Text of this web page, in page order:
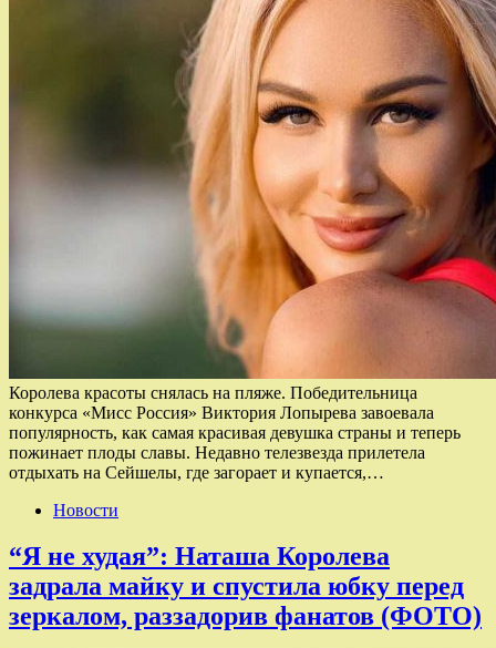
Королева красоты снялась на пляже. Победительница
конкурса «Мисс Россия» Виктория Лопырева завоевала
популярность, как самая красивая девушка страны и теперь
пожинает плоды славы. Недавно телезвезда прилетела
отдыхать на Сейшелы, где загорает и купается,…
Новости
“Я не худая”: Наташа Королева
задрала майку и спустила юбку перед
зеркалом, раззадорив фанатов (ФОТО)